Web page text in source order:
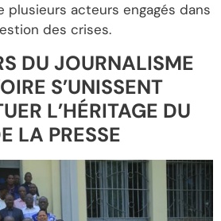
plusieurs acteurs engagés dans
des crises.
DU JOURNALISME
S’UNISSENT
L’HÉRITAGE DU
LA PRESSE